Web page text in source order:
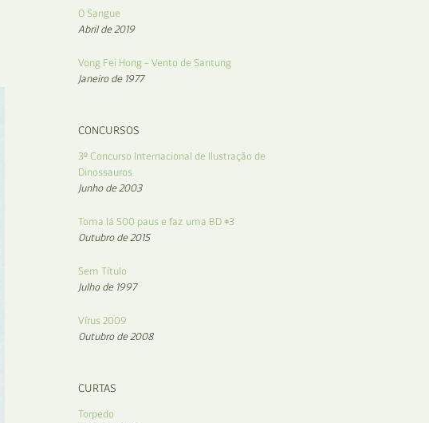
O Sangue
Abril de 2019
Vong Fei Hong – Vento de Santung
Janeiro de 1977
CONCURSOS
3º Concurso Internacional de Ilustração de
Dinossauros
Junho de 2003
Toma lá 500 paus e faz uma BD #3
Outubro de 2015
Sem Título
Julho de 1997
Vírus 2009
Outubro de 2008
CURTAS
Torpedo